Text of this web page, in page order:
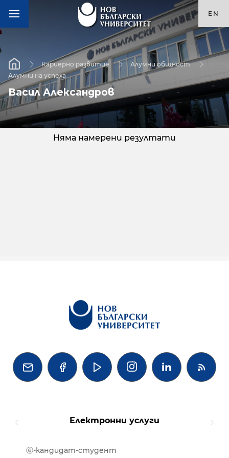
EN
Кариерно развитие
Алумни общност
Алумни на успеха
Васил Александров
Няма намерени резултати
   
Електронни услуги
ⓔ-кандидат-студент